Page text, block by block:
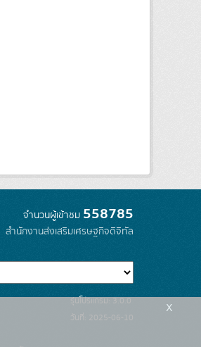
จำนวนผู้เข้าชม 558785
สำนักงานส่งเสริมเศรษฐกิจดิจิทัล
รุ่นโปรแกรม: 3.0.0
วันที่: 2025-06-10
x